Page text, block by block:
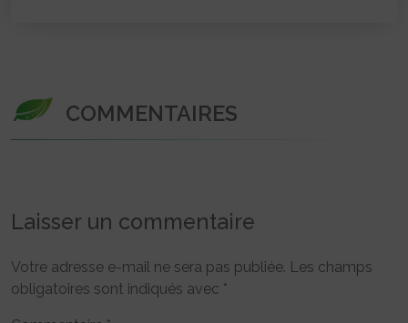
COMMENTAIRES
Laisser un commentaire
Votre adresse e-mail ne sera pas publiée. Les champs
obligatoires sont indiqués avec *